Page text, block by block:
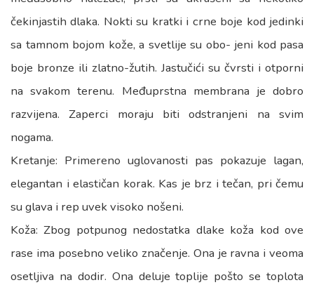
čekinjastih dlaka. Nokti su kratki i crne boje kod jedinki
sa tamnom bojom kože, a svetlije su obo- jeni kod pasa
boje bronze ili zlatno-žutih. Jastučići su čvrsti i otporni
na svakom terenu. Međuprstna membrana je dobro
razvijena. Zaperci moraju biti odstranjeni na svim
nogama.
Kretanje: Primereno uglovanosti pas pokazuje lagan,
elegantan i elastičan korak. Kas je brz i tečan, pri čemu
su glava i rep uvek visoko nošeni.
Koža: Zbog potpunog nedostatka dlake koža kod ove
rase ima posebno veliko značenje. Ona je ravna i veoma
osetljiva na dodir. Ona deluje toplije pošto se toplota